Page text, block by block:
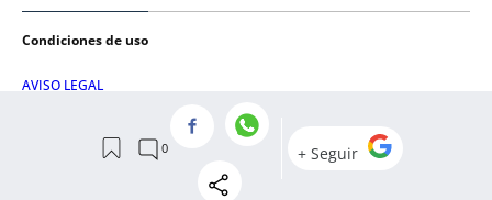
Condiciones de uso
AVISO LEGAL
POLÍTICA DE COOKIES